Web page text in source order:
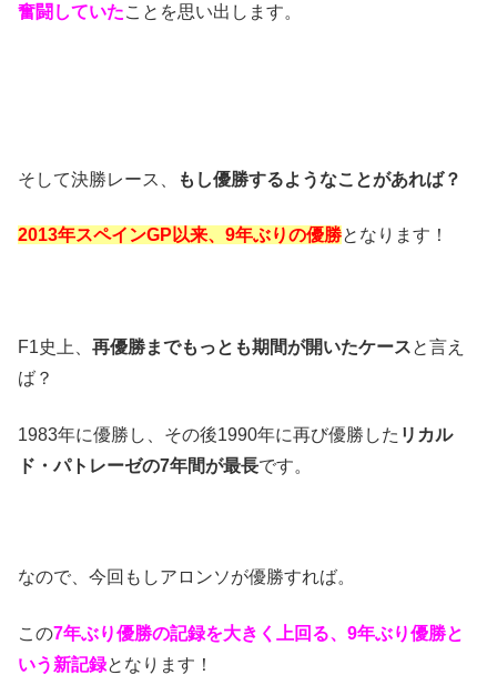
奮闘していたことを思い出します。
そして決勝レース、 もし優勝するようなことがあれば？
2013年スペインGP以来、9年ぶりの優勝となります！
F1史上、 再優勝までもっとも期間が開いたケースと言え
ば？
1983年に優勝し、その後1990年に再び優勝した リカル
ド・パトレーゼの7年間が最長です。
なので、今回もしアロンソが優勝すれば。
この7年ぶり優勝の記録を大きく上回る、9年ぶり優勝と
いう新記録となります！